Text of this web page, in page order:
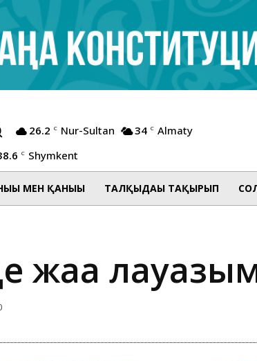
26.2 C Nur-Sultan 34 C Almaty
C Shymkent
МЕН ҚАНЫҒЫ ТАЛҚЫДАҒЫ ТАҚЫРЫП
жаңа